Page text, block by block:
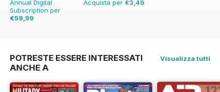
Annual Digital
Subscription per
€59,99
Acquista per €3,49
POTRESTE ESSERE INTERESSATI
ANCHE A
Visualizza tutti